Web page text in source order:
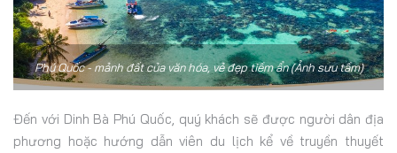
Phú Quốc - mảnh đất của văn hóa, vẻ đẹp tiềm ẩn (Ảnh sưu tầm)
Đến với Dinh Bà Phú Quốc, quý khách sẽ được người dân địa
phương hoặc hướng dẫn viên du lịch kể về truyền thuyết